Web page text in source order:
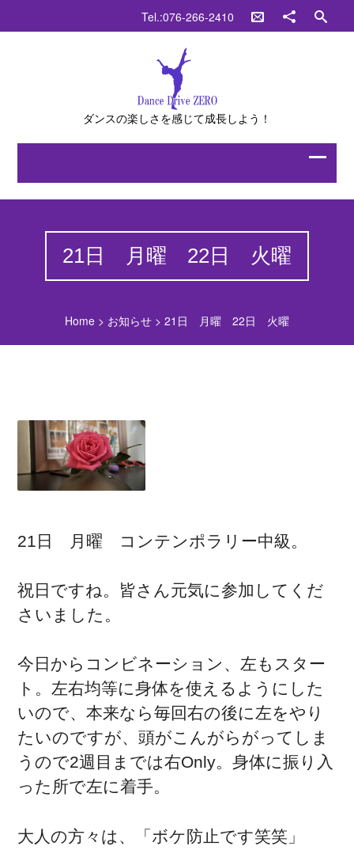
Tel.:076-266-2410
ダンスの楽しさを感じて成長しよう！
21日 月曜 22日 火曜
Home> お知らせ> 21日 月曜 22日 火曜
21日 月曜 コンテンポラリー中級。
祝日ですね。皆さん元気に参加してくだ
さいました。
今日からコンビネーション、左もスター
ト。左右均等に身体を使えるようにした
いので、本来なら毎回右の後に左をやり
たいのですが、頭がこんがらがってしま
うので2週目までは右Only。身体に振り入
った所で左に着手。
大人の方々は、「ボケ防止です笑笑」